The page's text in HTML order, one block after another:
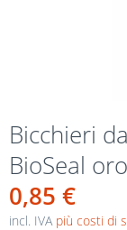
Bicchieri
BioSeal
0,85 €
incl. IVA più costi di